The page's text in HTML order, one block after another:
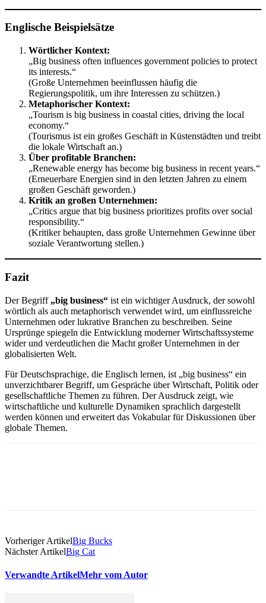
Englische Beispielsätze
Wörtlicher Kontext:
„Big business often influences government policies to protect
its interests.“
(Große Unternehmen beeinflussen häufig die
Regierungspolitik, um ihre Interessen zu schützen.)
Metaphorischer Kontext:
„Tourism is big business in coastal cities, driving the local
economy.“
(Tourismus ist ein großes Geschäft in Küstenstädten und treibt
die lokale Wirtschaft an.)
Über profitable Branchen:
„Renewable energy has become big business in recent years.“
(Erneuerbare Energien sind in den letzten Jahren zu einem
großen Geschäft geworden.)
Kritik an großen Unternehmen:
„Critics argue that big business prioritizes profits over social
responsibility.“
(Kritiker behaupten, dass große Unternehmen Gewinne über
soziale Verantwortung stellen.)
Fazit
Der Begriff „big business“ ist ein wichtiger Ausdruck, der sowohl
wörtlich als auch metaphorisch verwendet wird, um einflussreiche
Unternehmen oder lukrative Branchen zu beschreiben. Seine
Ursprünge spiegeln die Entwicklung moderner Wirtschaftssysteme
wider und verdeutlichen die Macht großer Unternehmen in der
globalisierten Welt.
Für Deutschsprachige, die Englisch lernen, ist „big business“ ein
unverzichtbarer Begriff, um Gespräche über Wirtschaft, Politik oder
gesellschaftliche Themen zu führen. Der Ausdruck zeigt, wie
wirtschaftliche und kulturelle Dynamiken sprachlich dargestellt
werden können und erweitert das Vokabular für Diskussionen über
globale Themen.
Vorheriger ArtikelBig Bucks
Nächster ArtikelBig Cat
Verwandte ArtikelMehr vom Autor